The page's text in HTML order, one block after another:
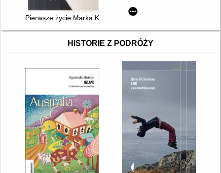
Pierwsze życie Marka Kondrata
HISTORIE Z PODRÓŻY